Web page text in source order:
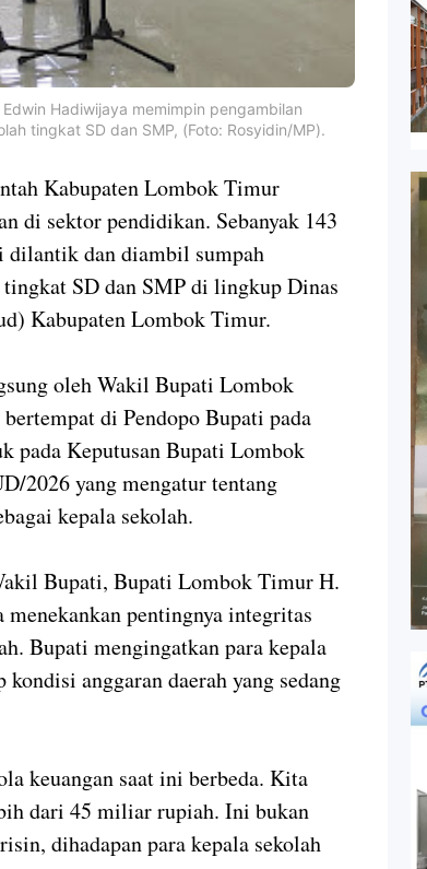
Hadiwijaya memimpin pengambilan
tingkat SD dan SMP, (Foto: Rosyidin/MP).
Kabupaten Lombok Timur
di sektor pendidikan. Sebanyak 143
dan diambil sumpah
SD dan SMP di lingkup Dinas
Kabupaten Lombok Timur.
oleh Wakil Bupati Lombok
di Pendopo Bupati pada
pada Keputusan Bupati Lombok
2026 yang mengatur tentang
kepala sekolah.
Bupati, Bupati Lombok Timur H.
pentingnya integritas
Bupati mengingatkan para kepala
anggaran daerah yang sedang
keuangan saat ini berbeda. Kita
dari 45 miliar rupiah. Ini bukan
dihadapan para kepala sekolah